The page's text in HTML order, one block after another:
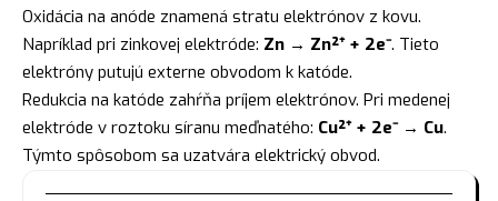
Oxidácia na anóde znamená stratu elektrónov z kovu.
Napríklad pri zinkovej elektróde: Zn → Zn²⁺ + 2e⁻. Tieto
elektróny putujú externe obvodom k katóde.
Redukcia na katóde zahŕňa príjem elektrónov. Pri medenej
elektróde v roztoku síranu meďnatého: Cu²⁺ + 2e⁻ → Cu.
Týmto spôsobom sa uzatvára elektrický obvod.